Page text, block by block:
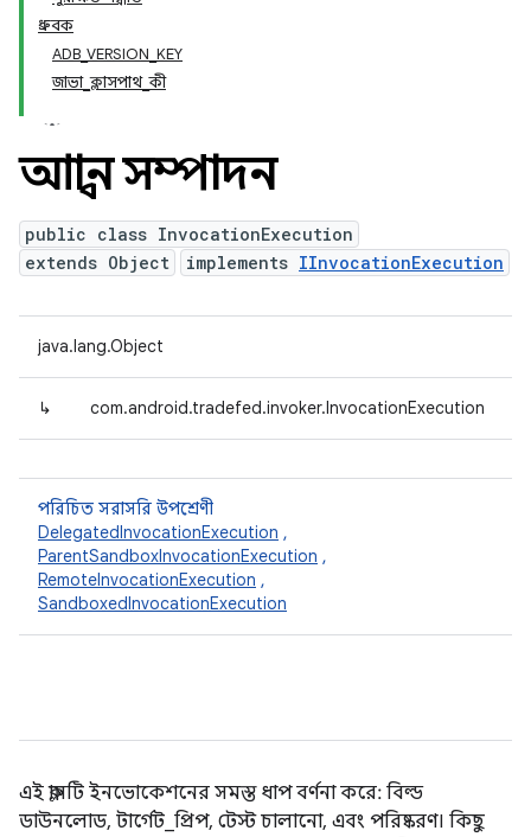
ধ্রুবক
ADB_VERSION_KEY
জাভা_ক্লাসপাথ_কী
আহ্বান সম্পাদন
public class InvocationExecution
extends Object
implements IInvocationExecution
java.lang.Object
↳ com.android.tradefed.invoker.InvocationExecution
পরিচিত সরাসরি উপশ্রেণী
DelegatedInvocationExecution ,
ParentSandboxInvocationExecution ,
RemoteInvocationExecution ,
SandboxedInvocationExecution
এই ক্লাসটি ইনভোকেশনের সমস্ত ধাপ বর্ণনা করে: বিল্ড
ডাউনলোড, টার্গেট_প্রিপ, টেস্ট চালানো, এবং পরিষ্করণ। কিছু